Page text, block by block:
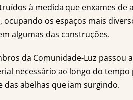
à medida que enxames de
ocupando os espaços mais
algumas das construções.
da Comunidade-Luz passou
necessário ao longo do
das abelhas que iam surgindo.